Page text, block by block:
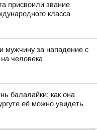
присвоили звание
класса
за нападение с
человека
балалайки: как она
её можно увидеть